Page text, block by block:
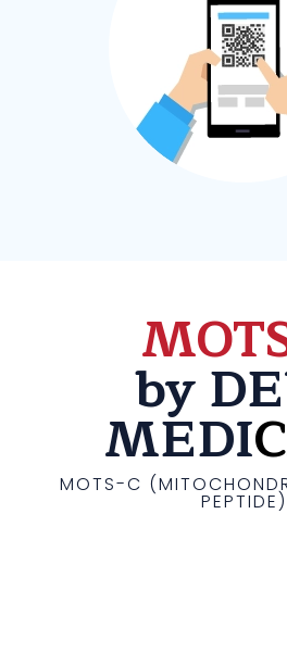
by
MEDI
MOTS-C
PEPTIDE)